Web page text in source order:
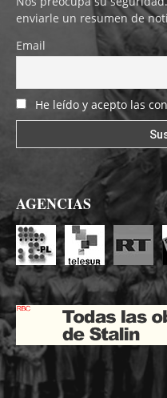
enviarle un resumen de
Email
He leído y acepto las
AGENCIAS